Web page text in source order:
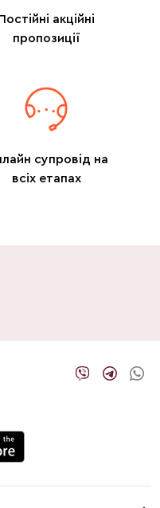
акційні
пропозиції
супровід на
всіх етапах